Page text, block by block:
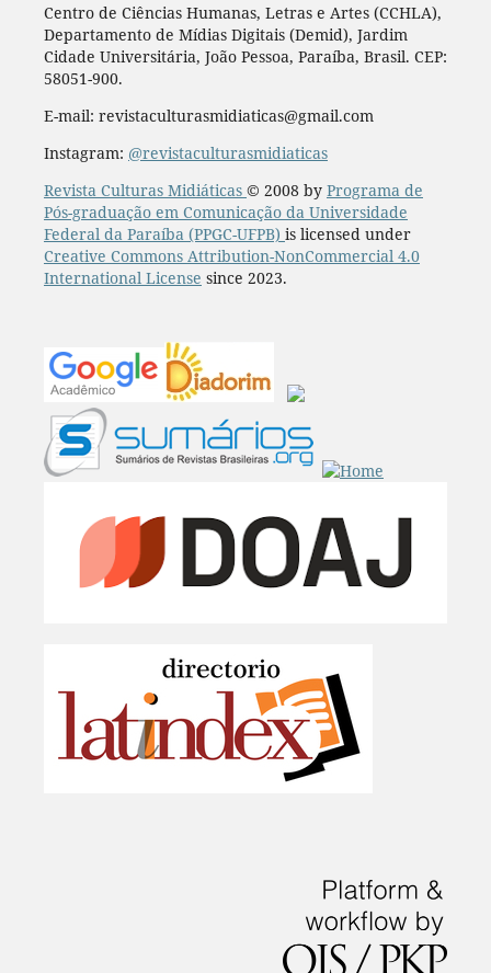
Centro de Ciências Humanas, Letras e Artes (CCHLA),
Departamento de Mídias Digitais (Demid), Jardim
Cidade Universitária, João Pessoa, Paraíba, Brasil. CEP:
58051-900.
E-mail: revistaculturasmidiaticas@gmail.com
Instagram: @revistaculturasmidiaticas
Revista Culturas Midiáticas © 2008 by Programa de
Pós-graduação em Comunicação da Universidade
Federal da Paraíba (PPGC-UFPB) is licensed under
Creative Commons Attribution-NonCommercial 4.0
International License since 2023.